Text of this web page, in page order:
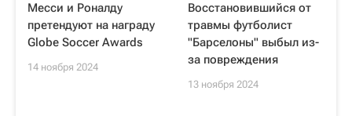
Месси и Роналду
претендуют на награду
Globe Soccer Awards
14 ноября 2024
Восстановившийся от
травмы футболист
"Барселоны" выбыл из-
за повреждения
13 ноября 2024